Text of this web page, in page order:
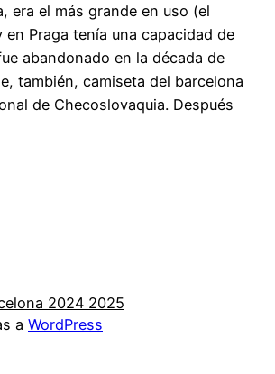
era el más grande en uso (el
Praga tenía una capacidad de
abandonado en la década de
también, camiseta del barcelona
de Checoslovaquia. Después
2024 2025
a WordPress